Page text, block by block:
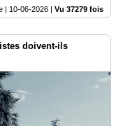
| 10-06-2026 Vu 37279 fois
doivent-ils